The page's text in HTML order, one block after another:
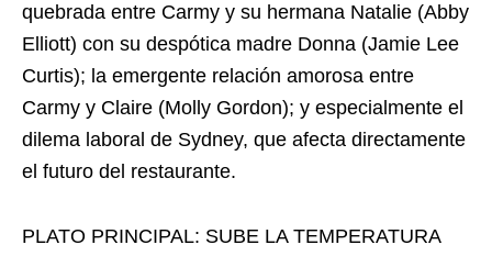
quebrada entre Carmy y su hermana Natalie (Abby
Elliott) con su despótica madre Donna (Jamie Lee
Curtis); la emergente relación amorosa entre
Carmy y Claire (Molly Gordon); y especialmente el
dilema laboral de Sydney, que afecta directamente
el futuro del restaurante.
PLATO PRINCIPAL: SUBE LA TEMPERATURA